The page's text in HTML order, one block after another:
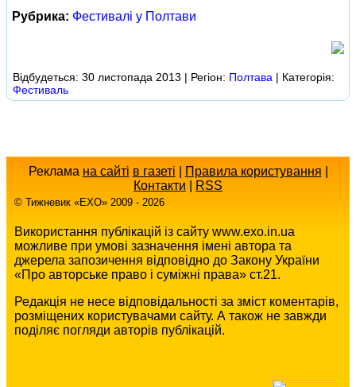
Рубрика: Фестивалі у Полтави
Відбудеться: 30 листопада 2013 | Регіон: Полтава | Категорія:
Фестиваль
Реклама на сайті в газеті Правила користування
Контакти
RSS
© Тижневик «EХO» 2009 - 2026
Використання публікацій із сайту www.exo.in.ua
можливе при умові зазначення імені автора та
джерела запозичення відповідно до Закону України
«Про авторське право і суміжні права» ст.21.
Редакція не несе відповідальності за зміст коментарів,
розміщених користувачами сайту. А також не завжди
поділяє погляди авторів публікацій.